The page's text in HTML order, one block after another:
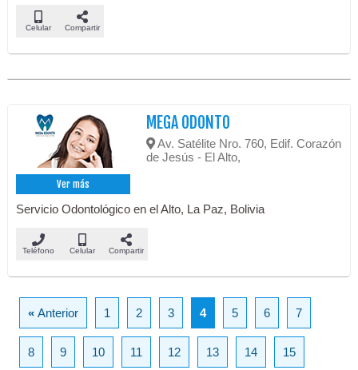
Celular Compartir
Ver más
MEGA ODONTO
Av. Satélite Nro. 760, Edif. Corazón
de Jesús - El Alto,
Servicio Odontológico en el Alto, La Paz, Bolivia
Teléfono Celular Compartir
«Anterior 1 2 3 4 5 6 7
8 9 10 11 12 13 14 15